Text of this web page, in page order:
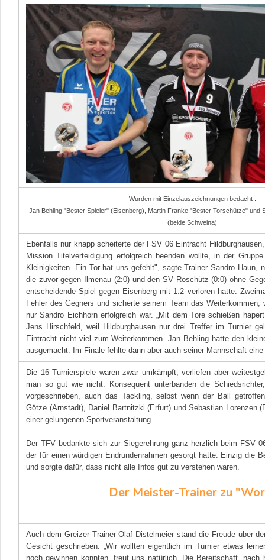
Wurden mit Einzelauszeichnungen bedacht :
Jan Behling "Bester Spieler" (Eisenberg), Martin Franke "Bester Torschütze" und
(beide Schweina)
Ebenfalls nur knapp scheiterte der FSV 06 Eintracht
Mission Titelverteidigung erfolgreich beenden wollte, in der
Kleinigkeiten. Ein Tor hat uns gefehlt", sagte Trainer Sandro Haun,
die zuvor gegen Ilmenau (2:0) und den SV Roschütz (0:0) ohne
entscheidende Spiel gegen Eisenberg mit 1:2 verloren hatte.
Fehler des Gegners und sicherte seinem Team das Weiterkommen,
nur Sandro Eichhorn erfolgreich war. „Mit dem Tore schießen
Jens Hirschfeld, weil Hildburghausen nur drei Treffer im Turnier
Eintracht nicht viel zum Weiterkommen. Jan Behling hatte den
ausgemacht. Im Finale fehlte dann aber auch seiner Mannschaft
Die 16 Turnierspiele waren zwar umkämpft, verliefen aber
man so gut wie nicht. Konsequent unterbanden die
vorgeschrieben, auch das Tackling, selbst wenn der Ball
Götze (Arnstadt), Daniel Bartnitzki (Erfurt) und Sebastian Lorenzen
einer gelungenen Sportveranstaltung.
Der TFV bedankte sich zur Siegerehrung ganz herzlich beim FSV
der für einen würdigen Endrundenrahmen gesorgt hatte. Einzig die
und sorgte dafür, dass nicht alle Infos gut zu verstehen waren.
Der Meister-Trainer zu
Auch dem Greizer Trainer Olaf Distelmeier stand die Freude über
Gesicht geschrieben: „Wir wollten eigentlich im Turnier etwas
noch gewinnen konnten, freut uns natürlich. Die Bereitschaft, nach